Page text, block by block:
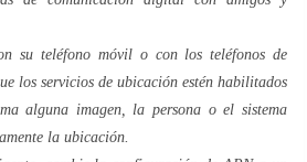
su teléfono móvil o con los teléfonos de
los servicios de ubicación estén habilitados
alguna imagen, la persona o el sistema
la ubicación.